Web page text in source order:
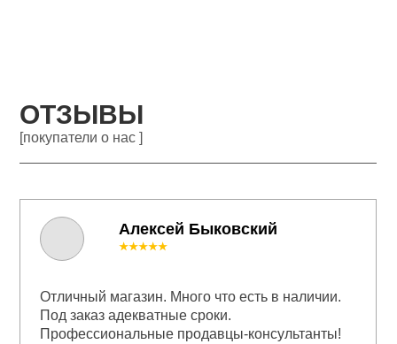
ОТЗЫВЫ
[покупатели о нас ]
Алексей Быковский
★★★★★
Отличный магазин. Много что есть в наличии.
Под заказ адекватные сроки.
Профессиональные продавцы-консультанты!